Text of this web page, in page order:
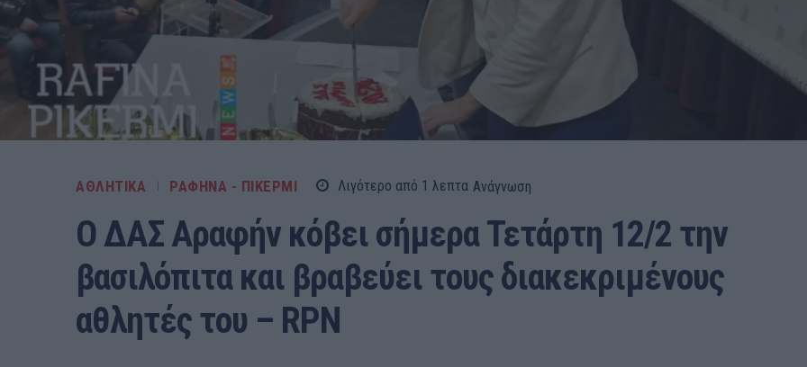
ΑΘΛΗΤΙΚΑ ΡΑΦΗΝΑ - ΠΙΚΕΡΜΙ Λιγότερο από 1 λεπτα Ανάγνωση
Ο ΔΑΣ Αραφήν κόβει σήμερα Τετάρτη 12/2 την
βασιλόπιτα και βραβεύει τους διακεκριμένους
αθλητές του – RPN